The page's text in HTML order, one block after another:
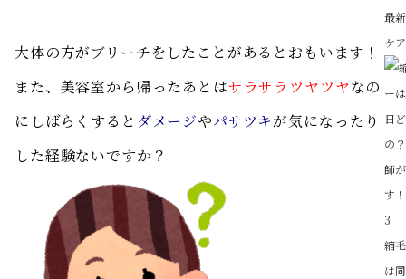
大体の方がブリーチをしたことがあるとおもいます！
また、美容室から帰ったあとはサラサラツヤツヤなの
にしばらくすると ダメージやパサツキが気になったり
した経験ないですか？
最
ケ
3
縮
は